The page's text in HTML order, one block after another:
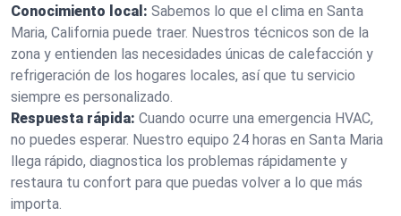
Conocimiento local: Sabemos lo que el clima en Santa
Maria, California puede traer. Nuestros técnicos son de la
zona y entienden las necesidades únicas de calefacción y
refrigeración de los hogares locales, así que tu servicio
siempre es personalizado.
Respuesta rápida: Cuando ocurre una emergencia HVAC,
no puedes esperar. Nuestro equipo 24 horas en Santa Maria
llega rápido, diagnostica los problemas rápidamente y
restaura tu confort para que puedas volver a lo que más
importa.